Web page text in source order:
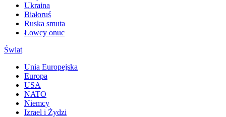
Ukraina
Białoruś
Ruska smuta
Łowcy onuc
Świat
Unia Europejska
Europa
USA
NATO
Niemcy
Izrael i Żydzi